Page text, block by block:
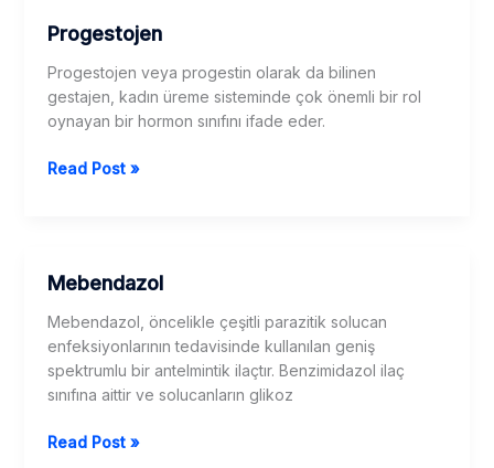
Progestojen
Progestojen veya progestin olarak da bilinen
gestajen, kadın üreme sisteminde çok önemli bir rol
oynayan bir hormon sınıfını ifade eder.
Progestojen
Read Post »
Mebendazol
Mebendazol, öncelikle çeşitli parazitik solucan
enfeksiyonlarının tedavisinde kullanılan geniş
spektrumlu bir antelmintik ilaçtır. Benzimidazol ilaç
sınıfına aittir ve solucanların glikoz
Mebendazol
Read Post »